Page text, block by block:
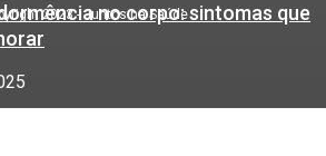
no corpo: sintomas que
2023 - Juntos na Saúde